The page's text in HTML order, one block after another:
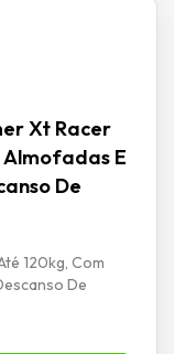
Xt Racer
Almofadas E
De
120kg, Com
De